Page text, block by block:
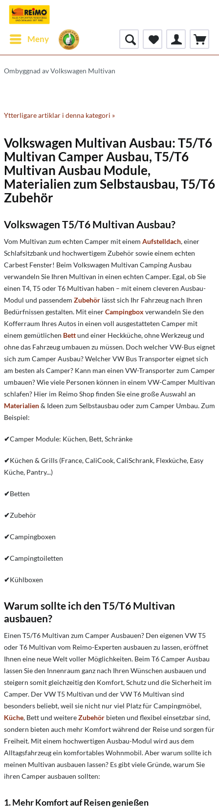
Meny
Ombyggnad av Volkswagen Multivan
Ytterligare artiklar i denna kategori »
Volkswagen Multivan Ausbau: T5/T6
Multivan Camper Ausbau, T5/T6
Multivan Ausbau Module,
Materialien zum Selbstausbau, T5/T6
Zubehör
Volkswagen T5/T6 Multivan Ausbau?
Vom Multivan zum echten Camper mit einem Aufstelldach, einer
Schlafsitzbank und hochwertigem Zubehör sowie einem echten
Carbest Fenster! Beim Volkswagen Multivan Camping Ausbau
verwandeln Sie Ihren Multivan in einen echten Camper. Egal, ob Sie
einen T4, T5 oder T6 Multivan haben – mit einem cleveren Ausbau-
Modul und passendem Zubehör lässt sich Ihr Fahrzeug nach Ihren
Bedürfnissen gestalten. Mit einerCampingbox verwandeln Sie den
Kofferraum Ihres Autos in einen voll ausgestatteten Camper mit
einem gemütlichen Bettund einer Heckküche, ohne Werkzeug und
ohne das Fahrzeug umbauen zu müssen. Doch welcher VW-Bus eignet
sich zum Camper Ausbau? Welcher VW Bus Transporter eignet sich
am besten als Camper? Kann man einen VW-Transporter zum Camper
umbauen? Wie viele Personen können in einem VW-Camper Multivan
schlafen? Hier im Reimo Shop finden Sie eine große Auswahl an
Materialien& Ideen zum Selbstausbau oder zum Camper Umbau. Zum
Beispiel:
✔Camper Module: Küchen, Bett, Schränke
✔Küchen & Grills (France, CaliCook, CaliSchrank, Flexküche, Easy
Küche, Pantry...)
✔Betten
✔Zubehör
✔Campingboxen
✔Campingtoiletten
✔Kühlboxen
Warum sollte ich den T5/T6 Multivan
ausbauen?
Einen T5/T6 Multivan zum Camper Ausbauen? Den eigenen VW T5
oder T6 Multivan vom Reimo-Experten ausbauen zu lassen, eröffnet
Ihnen eine neue Welt voller Möglichkeiten. Beim T6 Camper Ausbau
lassen Sie den Innenraum ganz nach Ihren Wünschen ausbauen und
steigern somit gleichzeitig den Komfort, Schutz und die Sicherheit im
Camper. Der VW T5 Multivan und der VW T6 Multivan sind
besonders beliebt, weil sie nicht nur viel Platz für Campingmöbel,
Küche, Bett und weitereZubehör bieten und flexibel einsetzbar sind,
sondern bieten auch mehr Komfort während der Reise und sorgen für
Freiheit. Mit einem hochwertigen Ausbau-Modul wird aus dem
Alltagsfahrzeug ein komfortables Wohnmobil. Aber warum sollte ich
meinen Multivan ausbauen lassen? Es gibt viele Gründe, warum Sie
ihren Camper ausbauen sollten:
1. Mehr Komfort auf Reisen genießen